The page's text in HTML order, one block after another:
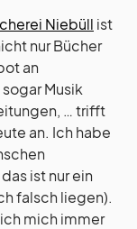
Niebüll ist
nur Bücher
an
Musik
… trifft
an. Ich habe
ist nur ein
falsch liegen).
mich immer